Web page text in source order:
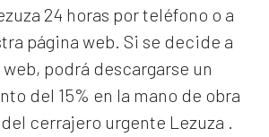
24 horas por teléfono o a
página web. Si se decide a
podrá descargarse un
del 15% en la mano de obra
cerrajero urgente Lezuza .